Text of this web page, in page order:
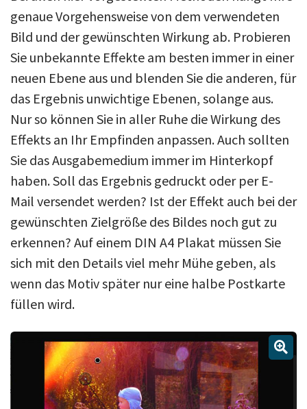
genaue Vorgehensweise von dem verwendeten
Bild und der gewünschten Wirkung ab. Probieren
Sie unbekannte Effekte am besten immer in einer
neuen Ebene aus und blenden Sie die anderen, für
das Ergebnis unwichtige Ebenen, solange aus.
Nur so können Sie in aller Ruhe die Wirkung des
Effekts an Ihr Empfinden anpassen. Auch sollten
Sie das Ausgabemedium immer im Hinterkopf
haben. Soll das Ergebnis gedruckt oder per E-
Mail versendet werden? Ist der Effekt auch bei der
gewünschten Zielgröße des Bildes noch gut zu
erkennen? Auf einem DIN A4 Plakat müssen Sie
sich mit den Details viel mehr Mühe geben, als
wenn das Motiv später nur eine halbe Postkarte
füllen wird.